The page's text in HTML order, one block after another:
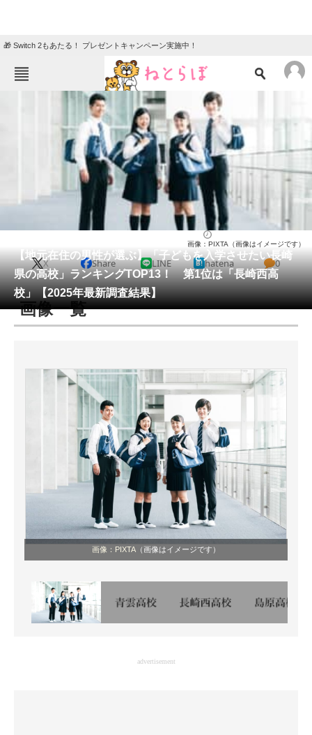
🎁 Switch 2もあたる！ プレゼントキャンペーン実施中！
ねとらぼメニュー
ニュース
クイズ
地域
教育・育児
リサーチ
会員記事
メディア
注目記事を集めた総合ページ
スマホと通信の最新トレンド
進化するPCとデバイスの未来
好きが集まる 比べて選べる
ビジネスと働き方のヒント
AI活用のいまが分かる
企業ITのトレンドを詳説
経営リーダーのコミュニティ
マーケ×ITの今がよく分かる
ITエンジニア向け専門サイト
【地元在住の男性が選ぶ】「子どもを入学させたい長崎
県の高校」ランキングTOP13！ 第1位は「長崎西高
校」【2025年最新調査結果】
画像：PIXTA（画像はイメージです）
X Share LINE hatena 0
画像一覧
画像：PIXTA （画像はイメージです）
advertisement